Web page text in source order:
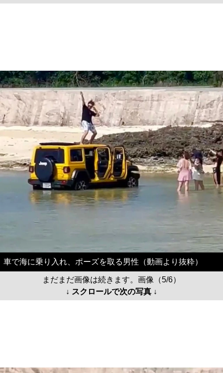
車で海に乗り入れ、ポーズを取る男性（動画より抜粋）
まだまだ画像は続きます。画像（5/6）
↓ スクロールで次の写真 ↓